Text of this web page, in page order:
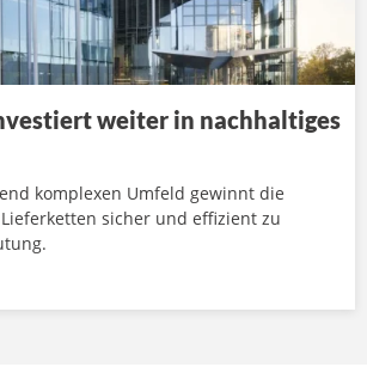
weiter in nachhaltiges
komplexen Umfeld gewinnt die
sicher und effizient zu